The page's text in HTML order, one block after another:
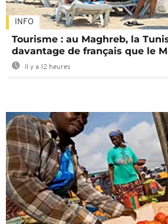
INFO
Tourisme : au Maghreb, la
davantage de français que le
Il y a 12 heures